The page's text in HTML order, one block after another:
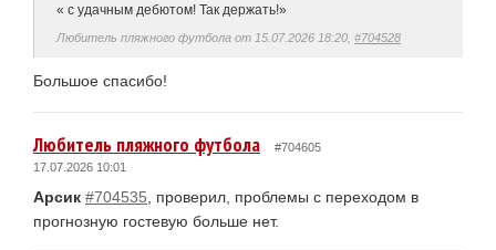
« с удачным дебютом! Так держать!»
Любитель пляжного футбола от 15.07.2026 18:20 #704528
Большое спасибо!
Любитель пляжного футбола
#704605
17.07.2026 10:01
Арсик #704535 , проверил, проблемы с переходом в
прогнозную гостевую больше нет.